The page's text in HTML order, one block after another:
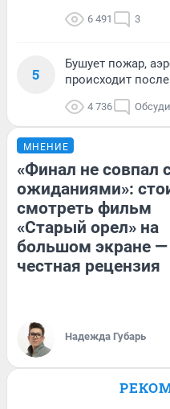
6 491 3
5
Бушует пожар,
происходит
4 736
МНЕНИЕ
«Финал не совпал
ожиданиями»:
смотреть фильм
«Старый орел» на
большом экране —
честная рецензия
Надежда Губарь